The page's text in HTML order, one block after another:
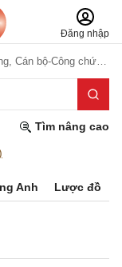
Đăng nhập
Cán bộ-Công chức-Viên chức
Tìm nâng cao
Anh Lược đồ